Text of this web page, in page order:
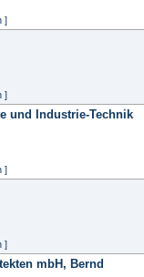
]
]
und Industrie-Technik
]
]
mbH, Bernd